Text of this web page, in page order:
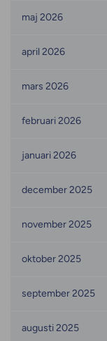
maj 2026
april 2026
mars 2026
februari 2026
januari 2026
december 2025
november 2025
oktober 2025
september 2025
augusti 2025